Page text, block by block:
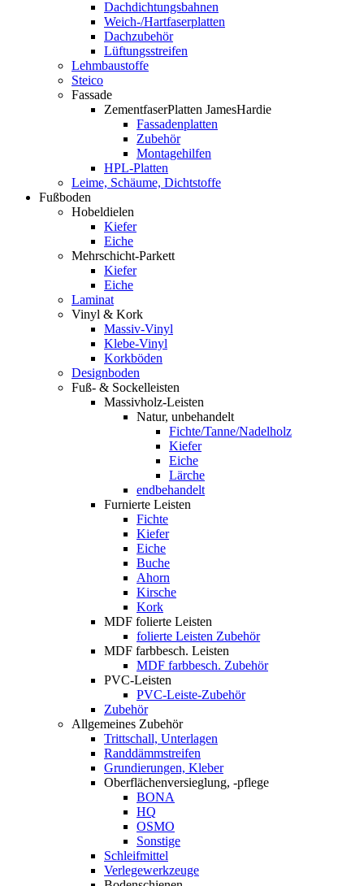
Dachdichtungsbahnen
Weich-/Hartfaserplatten
Dachzubehör
Lüftungsstreifen
Lehmbaustoffe
Steico
Fassade
ZementfaserPlatten JamesHardie
Fassadenplatten
Zubehör
Montagehilfen
HPL-Platten
Leime, Schäume, Dichtstoffe
Fußboden
Hobeldielen
Kiefer
Eiche
Mehrschicht-Parkett
Kiefer
Eiche
Laminat
Vinyl & Kork
Massiv-Vinyl
Klebe-Vinyl
Korkböden
Designboden
Fuß- & Sockelleisten
Massivholz-Leisten
Natur, unbehandelt
Fichte/Tanne/Nadelholz
Kiefer
Eiche
Lärche
endbehandelt
Furnierte Leisten
Fichte
Kiefer
Eiche
Buche
Ahorn
Kirsche
Kork
MDF folierte Leisten
folierte Leisten Zubehör
MDF farbbesch. Leisten
MDF farbbesch. Zubehör
PVC-Leisten
PVC-Leiste-Zubehör
Zubehör
Allgemeines Zubehör
Trittschall, Unterlagen
Randdämmstreifen
Grundierungen, Kleber
Oberflächenversieglung, -pflege
BONA
HQ
OSMO
Sonstige
Schleifmittel
Verlegewerkzeuge